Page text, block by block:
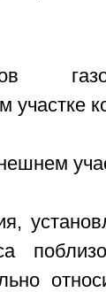
участке